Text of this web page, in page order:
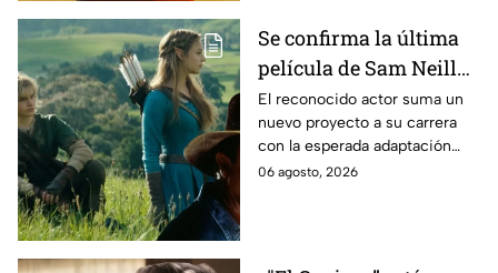
Se confirma la última
película de Sam Neill
antes de morir: esto es
lo que se sabe hasta
ahora
El reconocido actor suma un
nuevo proyecto a su carrera
con la esperada adaptación
cinematográfica del popular
06 agosto, 2026